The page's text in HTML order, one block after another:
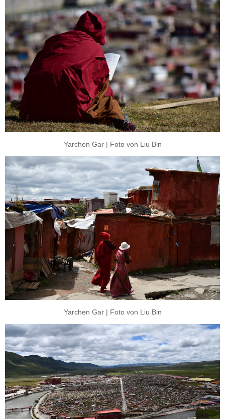
Yarchen Gar | Foto von Liu Bin
Yarchen Gar | Foto von Liu Bin